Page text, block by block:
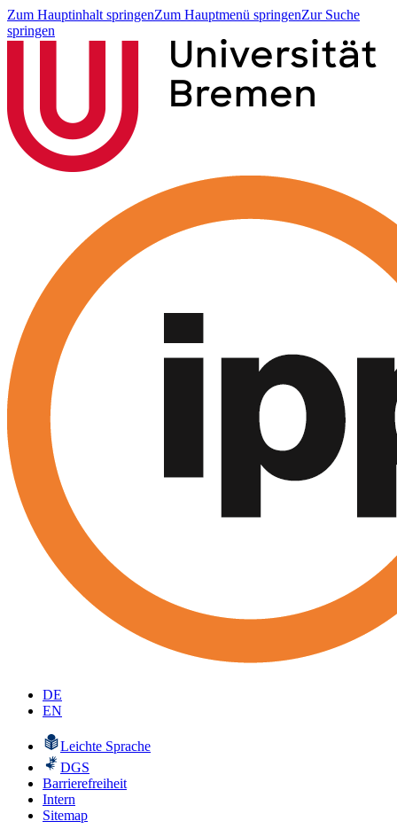
Zum Hauptinhalt springenZum Hauptmenü springenZur Suche
springen
DE
EN
Leichte Sprache
DGS
Barrierefreiheit
Intern
Sitemap